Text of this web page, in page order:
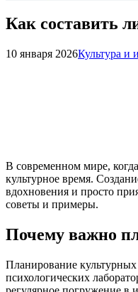
Как составить
10 января 2026Культура и
В современном мире,
культурное время.
вдохновения и просто
советы и примеры.
Почему важно
Планирование
психологических